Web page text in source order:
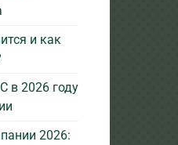
и как
в 2026 году
2026: